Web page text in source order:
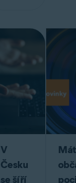
V
Česku
se šíří